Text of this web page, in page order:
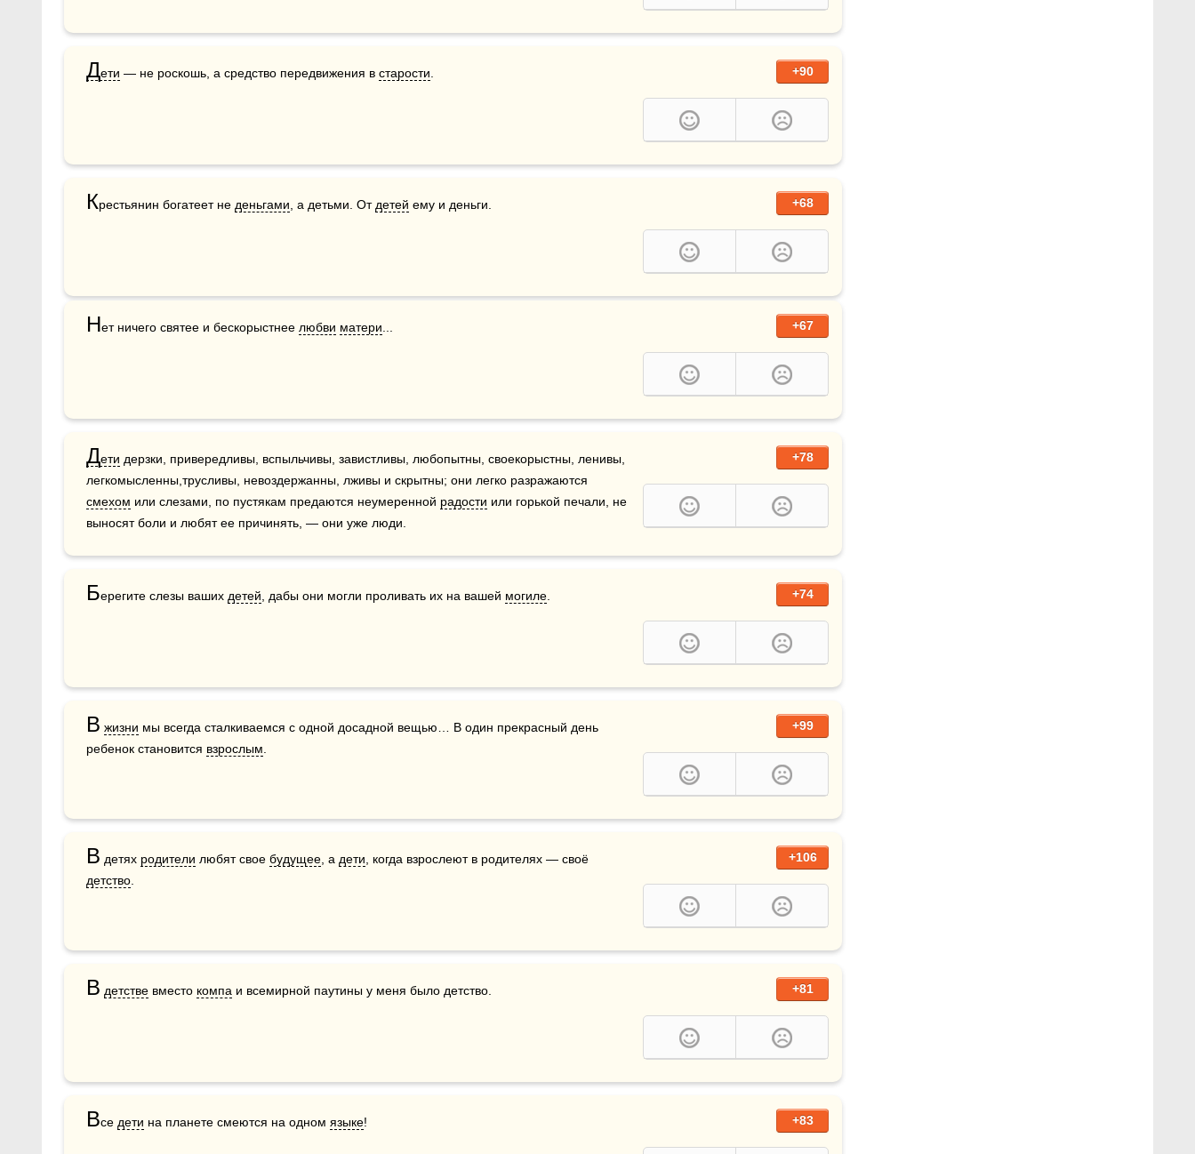
+90
Дети — не роскошь, а средство передвижения в старости
+68
Крестьянин богатеет не деньгами , а детьми. От детей ему и деньги.
+67
Нет ничего святее и бескорыстнее любви матери
+78
Дети дерзки, привередливы, вспыльчивы, завистливы, любопытны, своекорыстны, ленивы,
смехом или слезами, по пустякам предаются неумеренной радости или горькой печали, не
выносят боли и любят ее причинять, — они уже люди.
+74
Берегите слезы ваших детей , дабы они могли проливать их на вашей могиле
+99
В жизни мы всегда сталкиваемся с одной досадной вещью… В один прекрасный день
ребенок становится взрослым
+106
В детях родители любят свое будущее , а дети
детство
+81
В детстве вместо компа и всемирной паутины у меня было детство.
+83
Все дети на планете смеются на одном языке!